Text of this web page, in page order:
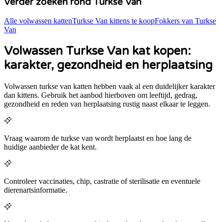
Alle volwassen kattenTurkse Van kittens te koopFokkers van Turkse
Van
Volwassen Turkse Van kat kopen:
karakter, gezondheid en herplaatsing
Volwassen turkse van katten hebben vaak al een duidelijker karakter
dan kittens. Gebruik het aanbod hierboven om leeftijd, gedrag,
gezondheid en reden van herplaatsing rustig naast elkaar te leggen.
Vraag waarom de turkse van wordt herplaatst en hoe lang de
huidige aanbieder de kat kent.
Controleer vaccinaties, chip, castratie of sterilisatie en eventuele
dierenartsinformatie.